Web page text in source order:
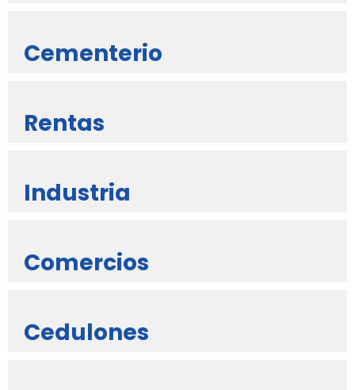
Cementerio
Rentas
Industria
Comercios
Cedulones